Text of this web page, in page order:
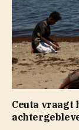
Ceuta vraagt